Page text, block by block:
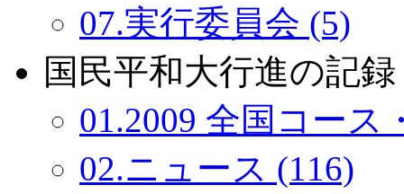
07.実行委員会 (5)
国民平和大行進の記録
01.2009 全国コース
02.ニュース (116)